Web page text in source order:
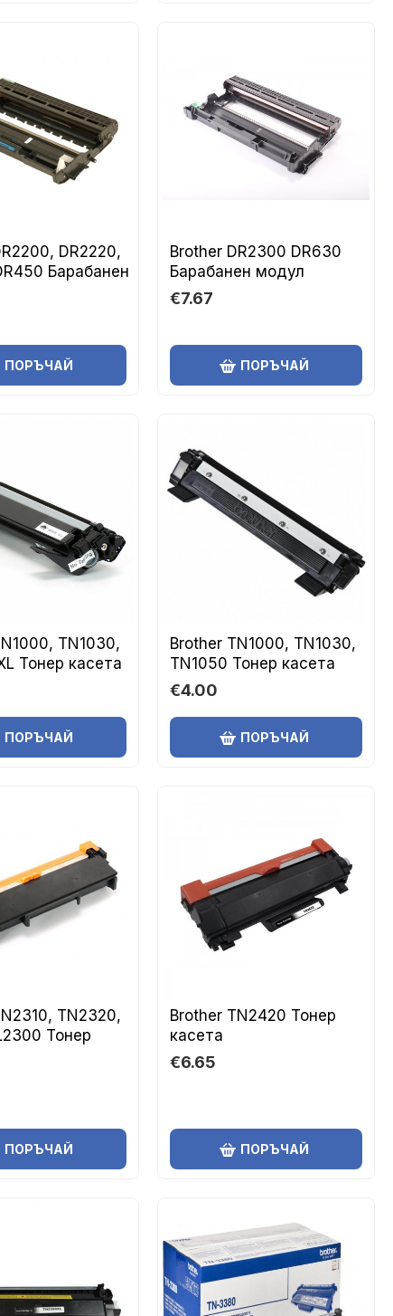
DR2220,
Барабанен
ПОРЪЧАЙ
Brother DR2300 DR630
Барабанен модул
€7.67
ПОРЪЧАЙ
TN1030,
Тонер касета
ПОРЪЧАЙ
Brother TN1000, TN1030,
TN1050 Тонер касета
€4.00
ПОРЪЧАЙ
TN2320,
Тонер
ПОРЪЧАЙ
Brother TN2420 Тонер
касета
€6.65
ПОРЪЧАЙ